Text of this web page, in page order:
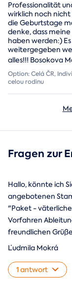
Professionalität
wirklich noch
die Geburtstage
denke, dass
haben werden:)
weitergegeben
alles!!! Bosokova
Option: Celá ČR,
celou rodinu
Fragen zur
Hallo, könnte ich
angebotenen
"Paket -
Vorfahren
freundlichen
Ľudmila Mokrá
1 antwort